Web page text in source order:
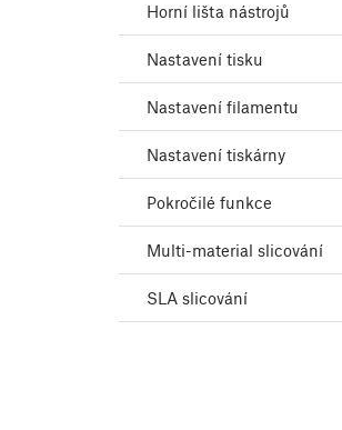
Horní lišta nástrojů
Nastavení tisku
Nastavení filamentu
Nastavení tiskárny
Pokročilé funkce
Multi-material slicování
SLA slicování